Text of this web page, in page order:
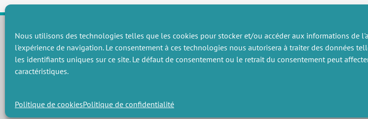
Nous utilisons des technologies telles que les cookies pour stocker et/ou accéder aux informations de
l'expérience de navigation. Le consentement à ces technologies nous autorisera à traiter des données
les identifiants uniques sur ce site. Le défaut de consentement ou le retrait du consentement peut
caractéristiques.
Politique de cookiesPolitique de confidentialité
CHAMPS THÉMATIQUES
Préservation des ressources naturelles et de la biodiversité
Vers une gouvernance environnementale efficace et équitable
RECHERCHE